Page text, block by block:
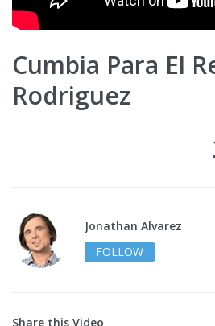
Cumbia Para El
Rodriguez
Jonathan Alvarez
FOLLOW
Share this Video